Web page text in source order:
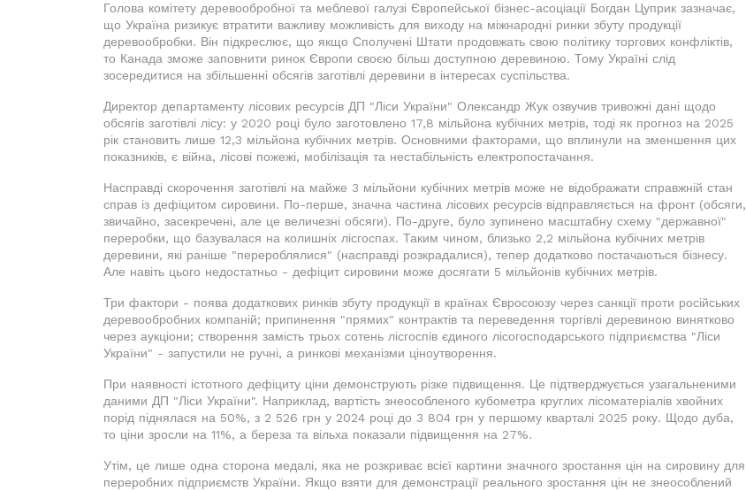
Голова комітету деревообробної та меблевої галузі Європейської бізнес-асоціації Богдан Цуприк зазначає,
що Україна ризикує втратити важливу можливість для виходу на міжнародні ринки збуту продукції
деревообробки. Він підкреслює, що якщо Сполучені Штати продовжать свою політику торгових конфліктів,
то Канада зможе заповнити ринок Європи своєю більш доступною деревиною. Тому Україні слід
зосередитися на збільшенні обсягів заготівлі деревини в інтересах суспільства.
Директор департаменту лісових ресурсів ДП "Ліси України" Олександр Жук озвучив тривожні дані щодо
обсягів заготівлі лісу: у 2020 році було заготовлено 17,8 мільйона кубічних метрів, тоді як прогноз на 2025
рік становить лише 12,3 мільйона кубічних метрів. Основними факторами, що вплинули на зменшення цих
показників, є війна, лісові пожежі, мобілізація та нестабільність електропостачання.
Насправді скорочення заготівлі на майже 3 мільйони кубічних метрів може не відображати справжній стан
справ із дефіцитом сировини. По-перше, значна частина лісових ресурсів відправляється на фронт (обсяги,
звичайно, засекречені, але це величезні обсяги). По-друге, було зупинено масштабну схему "державної"
переробки, що базувалася на колишніх лісгоспах. Таким чином, близько 2,2 мільйона кубічних метрів
деревини, які раніше "перероблялися" (насправді розкрадалися), тепер додатково постачаються бізнесу.
Але навіть цього недостатньо - дефіцит сировини може досягати 5 мільйонів кубічних метрів.
Три фактори - поява додаткових ринків збуту продукції в країнах Євросоюзу через санкції проти російських
деревообробних компаній; припинення "прямих" контрактів та переведення торгівлі деревиною винятково
через аукціони; створення замість трьох сотень лісгоспів єдиного лісогосподарського підприємства "Ліси
України" - запустили не ручні, а ринкові механізми ціноутворення.
При наявності істотного дефіциту ціни демонструють різке підвищення. Це підтверджується узагальненими
даними ДП "Ліси України". Наприклад, вартість знеособленого кубометра круглих лісоматеріалів хвойних
порід піднялася на 50%, з 2 526 грн у 2024 році до 3 804 грн у першому кварталі 2025 року. Щодо дуба,
то ціни зросли на 11%, а береза та вільха показали підвищення на 27%.
Утім, це лише одна сторона медалі, яка не розкриває всієї картини значного зростання цін на сировину для
переробних підприємств України. Якщо взяти для демонстрації реального зростання цін не знеособлений